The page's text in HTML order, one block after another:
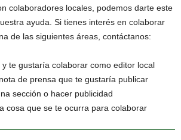
colaboradores locales, podemos darte este
ayuda. Si tienes interés en colaborar
de las siguientes áreas, contáctanos:
y te gustaría colaborar como editor local
de prensa que te gustaría publicar
sección o hacer publicidad
cosa que se te ocurra para colaborar